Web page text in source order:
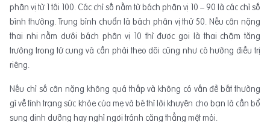
phân vị từ 1 tới 100. Các chỉ số nằm từ bách phân vị 10 – 90 là các chỉ số
bình thường. Trung bình chuẩn là bách phân vị thứ 50. Nếu cân nặng
thai nhi nằm dưới bách phân vị 10 thì được gọi là thai chậm tăng
trưởng trong tử cung và cần phải theo dõi cũng như có hướng điều trị
riêng.
Nếu chỉ số cân nặng không quá thấp và không có vấn đề bất thường
gì về tình trạng sức khỏe của mẹ và bé thì lời khuyên cho bạn là cần bổ
sung dinh dưỡng hay nghỉ ngơi tránh căng thẳng mệt mỏi.